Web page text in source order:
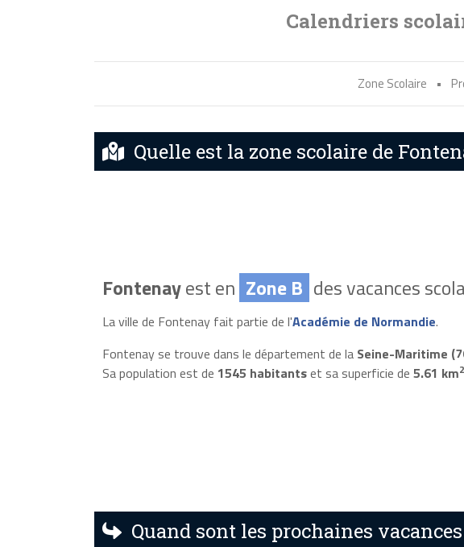
Calendriers
Zone Scolaire •
Quelle est la zone scolaire de
Fontenayest en Zone B des vacances
La ville de Fontenay fait partie de l'Académie de Normandie.
Fontenay se trouve dans le département de la Seine-Maritime
Sa population est de 1545 habitantset sa superficie de 5.61 km2
Quand sont les prochaines